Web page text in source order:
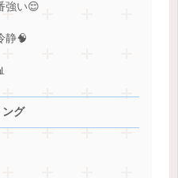
強い😌
静🧠
ング